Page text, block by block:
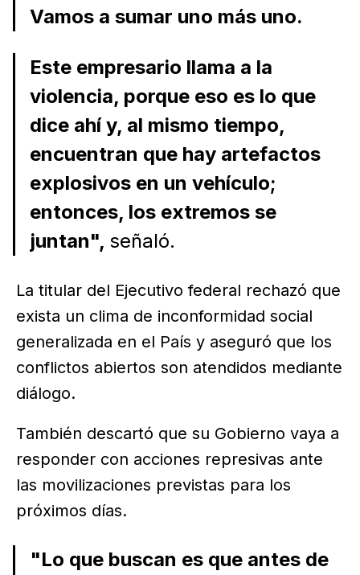
Vamos a sumar uno más uno.
Este empresario llama a la
violencia, porque eso es lo que
dice ahí y, al mismo tiempo,
encuentran que hay artefactos
explosivos en un vehículo;
entonces, los extremos se
juntan", señaló.
La titular del Ejecutivo federal rechazó que
exista un clima de inconformidad social
generalizada en el País y aseguró que los
conflictos abiertos son atendidos mediante
diálogo.
También descartó que su Gobierno vaya a
responder con acciones represivas ante
las movilizaciones previstas para los
próximos días.
"Lo que buscan es que antes de